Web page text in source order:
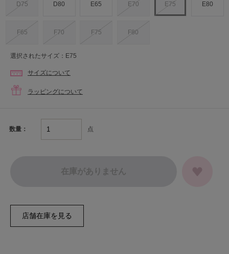
D75 D80 E65 E70 E75 E80
F65 F70 F75 F80
選択されたサイズ：E75
サイズについて
ラッピングについて
数量： 点
在庫がありません